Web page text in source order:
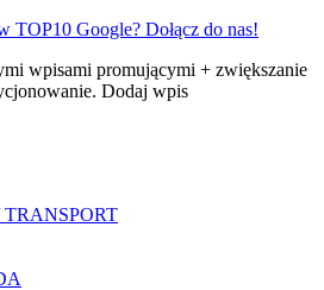
TOP10 Google? Dołącz do nas!
wpisami promującymi + zwiększanie
Dodaj wpis